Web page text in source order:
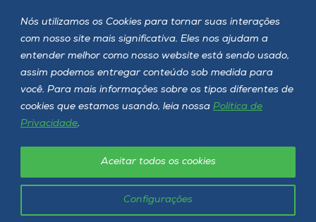
Nós utilizamos os Cookies para tornar suas interações
com nosso site mais significativa. Eles nos ajudam a
entender melhor como nosso website está sendo usado,
assim podemos entregar conteúdo sob medida para
você. Para mais informações sobre os tipos diferentes de
cookies que estamos usando, leia nossa Política de
Privacidade.
Configurações
Aceitar todos os cookies
Siga a Unoesc
Unoesc © 2026 - Todos os direitos reservados
Política de privacidade LGPD